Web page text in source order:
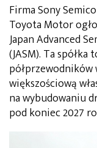
Firma Sony
Toyota Motor
Japan Advanced
(JASM). Ta
półprzewodników
większościową
na wybudowaniu
pod koniec 2027